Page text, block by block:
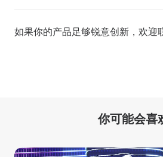
如果你的产品足够锐意创新，欢迎
你可能会喜